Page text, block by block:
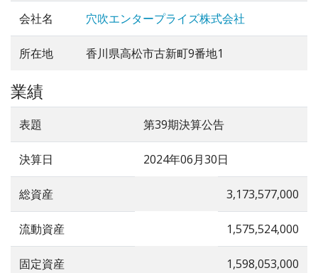
会社名 穴吹エンタープライズ株式会社
所在地 香川県高松市古新町9番地1
業績
表題 第39期決算公告
決算日 2024年06月30日
総資産 3,173,577,000
流動資産 1,575,524,000
固定資産 1,598,053,000